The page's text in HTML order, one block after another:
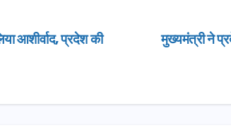
मुख्यमंत्री ने
आशीर्वाद, प्रदेश की